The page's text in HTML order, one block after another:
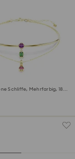
im Lagenlook
Schliffe, Mehrfarbig, 18K